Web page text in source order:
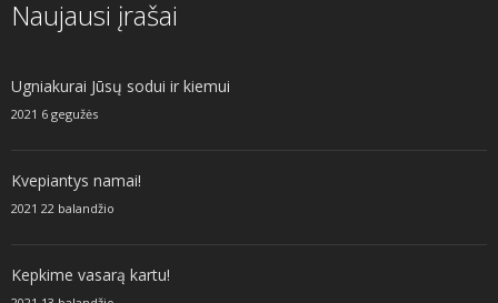
Naujausi įrašai
Ugniakurai Jūsų sodui ir kiemui
2021 6 gegužės
Kvepiantys namai!
2021 22 balandžio
Kepkime vasarą kartu!